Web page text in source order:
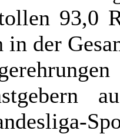
93,0
in der